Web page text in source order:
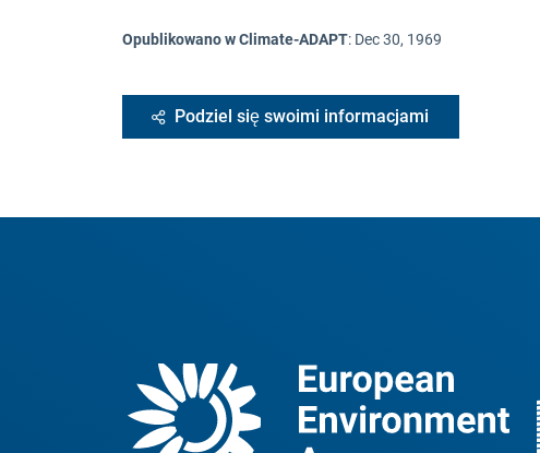
Opublikowano w Climate-ADAPT: Dec 30, 1969
Podziel się swoimi informacjami